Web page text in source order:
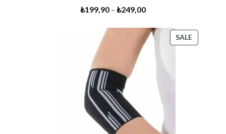
₺199,90 – ₺249,00
SALE
ON